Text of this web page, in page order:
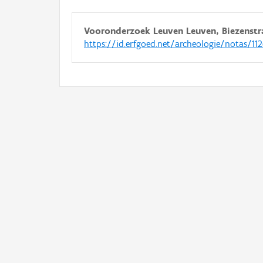
Vooronderzoek Leuven Leuven,
https://id.erfgoed.net/archeologie/notas/